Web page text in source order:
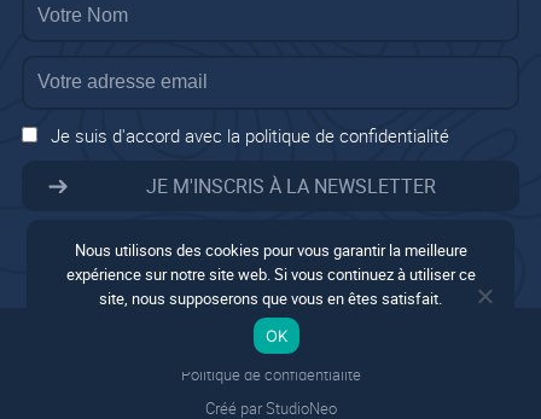
Je suis d'accord avec la politique de confidentialité
Mentions légales
Conditions générales
Politique de confidentialité
Créé par StudioNeo
Nous utilisons des cookies pour vous garantir la meilleure
expérience sur notre site web. Si vous continuez à utiliser ce
site, nous supposerons que vous en êtes satisfait.
OK